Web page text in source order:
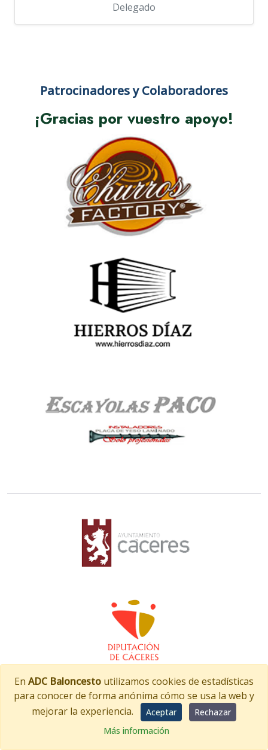
Delegado
Patrocinadores y Colaboradores
¡Gracias por vuestro apoyo!
En ADC Baloncesto utilizamos cookies de estadísticas
para conocer de forma anónima cómo se usa la web y
mejorar la experiencia.
Aceptar
Rechazar
Más información